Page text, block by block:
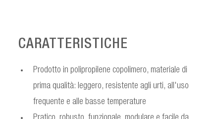
CARATTERISTICHE
Prodotto in polipropilene copolimero, materiale di
prima qualità: leggero, resistente agli urti, all'uso
frequente e alle basse temperature